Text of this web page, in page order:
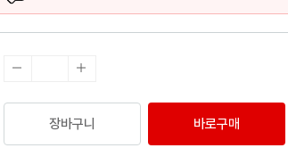
장바구니 바로구매